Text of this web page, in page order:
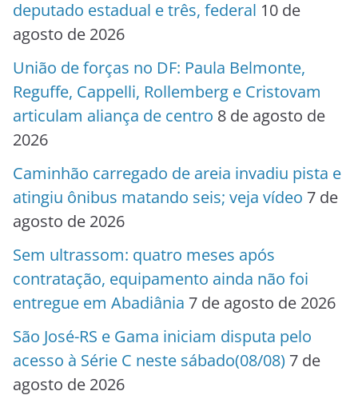
deputado estadual e três, federal 10 de
agosto de 2026
União de forças no DF: Paula Belmonte,
Reguffe, Cappelli, Rollemberg e Cristovam
articulam aliança de centro 8 de agosto de
2026
Caminhão carregado de areia invadiu pista e
atingiu ônibus matando seis; veja vídeo 7 de
agosto de 2026
Sem ultrassom: quatro meses após
contratação, equipamento ainda não foi
entregue em Abadiânia 7 de agosto de 2026
São José-RS e Gama iniciam disputa pelo
acesso à Série C neste sábado(08/08) 7 de
agosto de 2026